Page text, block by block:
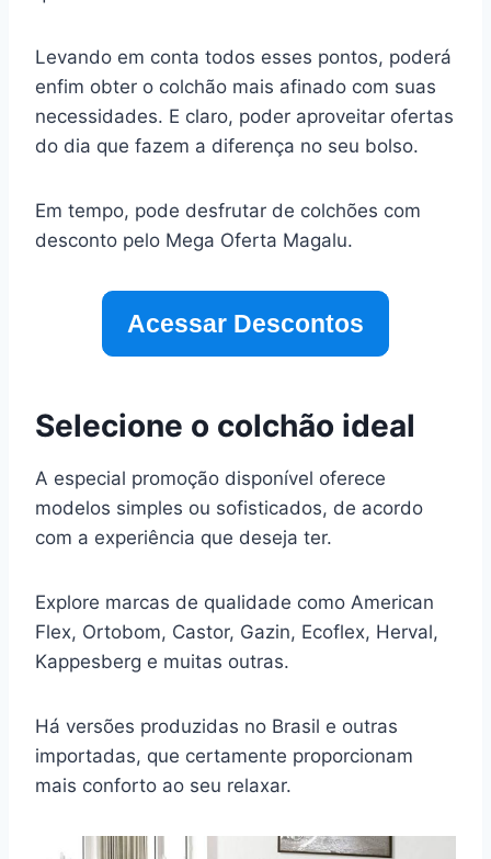
Levando em conta todos esses pontos, poderá
enfim obter o colchão mais afinado com suas
necessidades. E claro, poder aproveitar ofertas
do dia que fazem a diferença no seu bolso.
Em tempo, pode desfrutar de colchões com
desconto pelo Mega Oferta Magalu.
Acessar Descontos
Selecione o colchão ideal
A especial promoção disponível oferece
modelos simples ou sofisticados, de acordo
com a experiência que deseja ter.
Explore marcas de qualidade como American
Flex, Ortobom, Castor, Gazin, Ecoflex, Herval,
Kappesberg e muitas outras.
Há versões produzidas no Brasil e outras
importadas, que certamente proporcionam
mais conforto ao seu relaxar.